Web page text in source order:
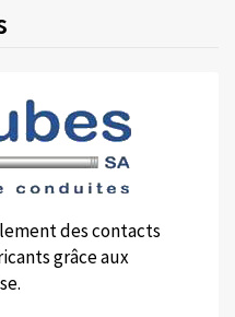
des contacts
grâce aux